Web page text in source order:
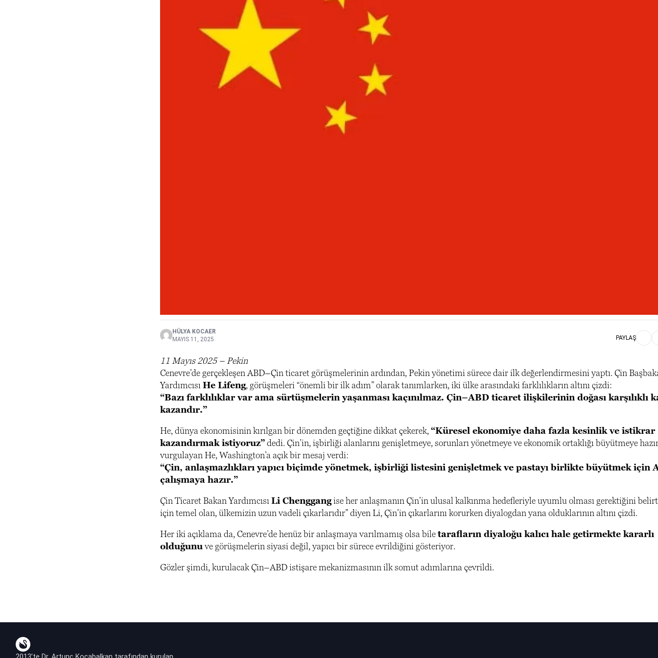
HÜLYA KOCAER
MAYIS 11, 2025
PAYLAŞ
11 Mayıs 2025 – Pekin
Cenevre’de gerçekleşen ABD–Çin ticaret görüşmelerinin ardından, Pekin yönetimi sürece dair ilk değerlendirmesini yaptı. Çin
Yardımcısı He Lifeng, görüşmeleri “önemli bir ilk adım” olarak tanımlarken, iki ülke arasındaki farklılıkların altını çizdi:
“Bazı farklılıklar var ama sürtüşmelerin yaşanması kaçınılmaz. Çin–ABD ticaret ilişkilerinin doğası karşılıklı
kazandır.”
He, dünya ekonomisinin kırılgan bir dönemden geçtiğine dikkat çekerek, “Küresel ekonomiye daha fazla kesinlik ve istikrar
kazandırmak istiyoruz”dedi. Çin’in, işbirliği alanlarını genişletmeye, sorunları yönetmeye ve ekonomik ortaklığı büyütmeye
vurgulayan He, Washington’a açık bir mesaj verdi:
“Çin, anlaşmazlıkları yapıcı biçimde yönetmek, işbirliği listesini genişletmek ve pastayı birlikte büyütmek için
çalışmaya hazır.”
Çin Ticaret Bakan Yardımcısı Li Chenggangise her anlaşmanın Çin’in ulusal kalkınma hedefleriyle uyumlu olması gerektiğini
için temel olan, ülkemizin uzun vadeli çıkarlarıdır” diyen Li, Çin’in çıkarlarını korurken diyalogdan yana olduklarının altını çizdi.
Her iki açıklama da, Cenevre’de henüz bir anlaşmaya varılmamış olsa biletarafların diyaloğu kalıcı hale getirmekte kararlı
olduğunuve görüşmelerin siyasi değil, yapıcı bir sürece evrildiğini gösteriyor.
Gözler şimdi, kurulacak Çin–ABD istişare mekanizmasının ilk somut adımlarına çevrildi.